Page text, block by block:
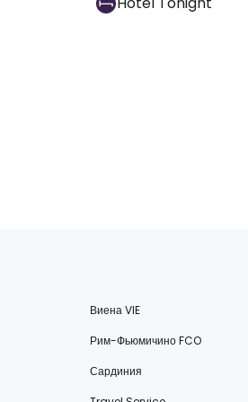
Виена VIE
Рим-Фьюмичино FCO
Сардиния